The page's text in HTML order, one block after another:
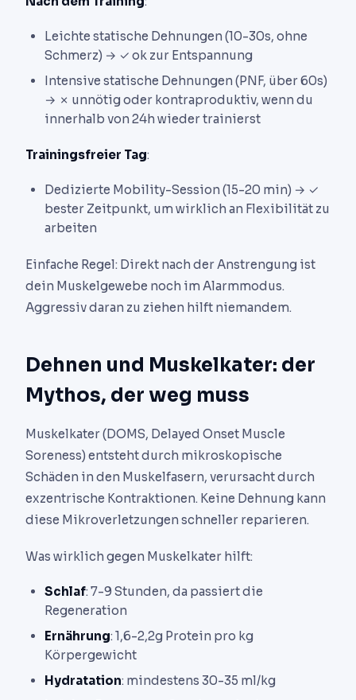
Leichte statische Dehnungen (10-30s, ohne
Schmerz) → ✓ ok zur Entspannung
Intensive statische Dehnungen (PNF, über 60s)
→ ✗ unnötig oder kontraproduktiv, wenn du
innerhalb von 24h wieder trainierst
Trainingsfreier Tag:
Dedizierte Mobility-Session (15-20 min) → ✓
bester Zeitpunkt, um wirklich an Flexibilität zu
arbeiten
Einfache Regel: Direkt nach der Anstrengung ist
dein Muskelgewebe noch im Alarmmodus.
Aggressiv daran zu ziehen hilft niemandem.
Dehnen und Muskelkater: der
Mythos, der weg muss
Muskelkater (DOMS, Delayed Onset Muscle
Soreness) entsteht durch mikroskopische
Schäden in den Muskelfasern, verursacht durch
exzentrische Kontraktionen. Keine Dehnung kann
diese Mikroverletzungen schneller reparieren.
Was wirklich gegen Muskelkater hilft:
Schlaf: 7-9 Stunden, da passiert die
Regeneration
Ernährung: 1,6-2,2g Protein pro kg
Körpergewicht
Hydratation: mindestens 30-35 ml/kg